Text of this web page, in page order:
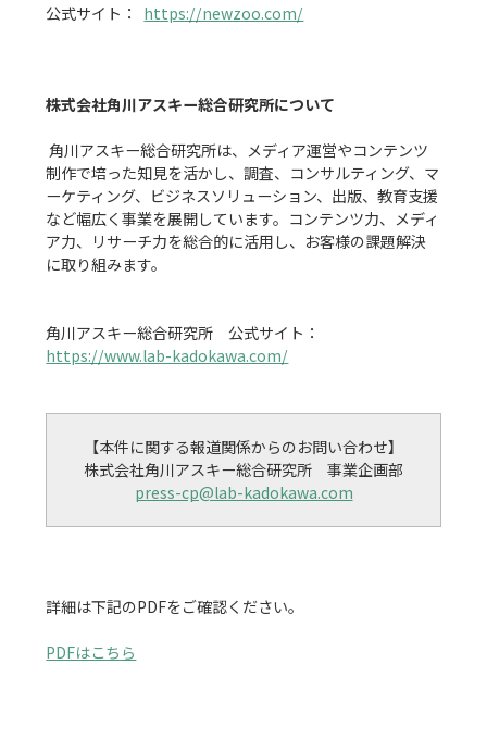
公式サイト： https://newzoo.com/
株式会社角川アスキー総合研究所について
制作で培った知見を活かし、調査、コンサルティング、マ
ーケティング、ビジネスソリューション、出版、教育支援
など幅広く事業を展開しています。コンテンツ力、メディ
ア力、リサーチ力を総合的に活用し、お客様の課題解決
に取り組みます。
角川アスキー総合研究所　公式サイト：
https://www.lab-kadokawa.com/
【本件に関する報道関係からのお問い合わせ】
press-cp@lab-kadokawa.com
詳細は下記のPDFをご確認ください。
PDFはこちら